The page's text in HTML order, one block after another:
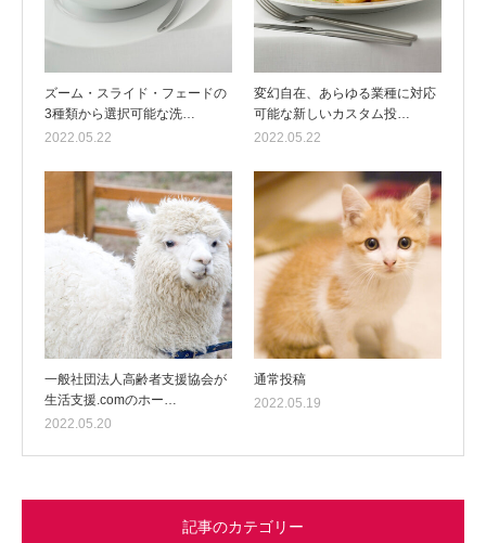
ズーム・スライド・フェードの
3種類から選択可能な洗…
2022.05.22
変幻自在、あらゆる業種に対応
可能な新しいカスタム投…
2022.05.22
一般社団法人高齢者支援協会が
生活支援.comのホー…
2022.05.20
通常投稿
2022.05.19
記事のカテゴリー